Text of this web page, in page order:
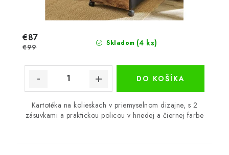
Skladom (4 ks)
€87
€99
DO KOŠÍKA
Kartotéka na kolieskach v priemyselnom dizajne, s 2
zásuvkami a praktickou policou v hnedej a čiernej farbe